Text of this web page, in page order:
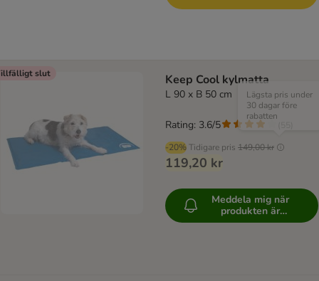
slut Keep Cool kylmatta
L 90 x B 50 cm
-20% Tidigare pris 149,00 kr
Lägsta pris under
30 dagar före
rabatten
119,20 kr
Rating: 3.6/5
Meddela mig när
produkten är
tillgänglig